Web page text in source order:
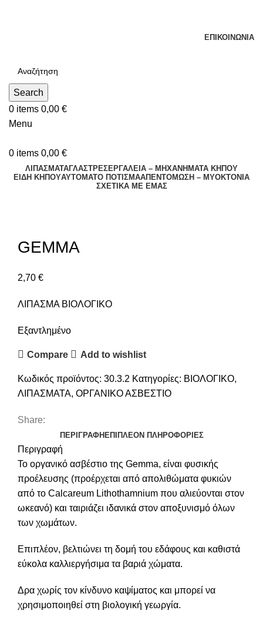
ΕΠΙΚΟΙΝΩΝΊΑ
Search
0 items 0,00 €
Menu
0 items 0,00 €
ΛΙΠΑΣΜΑΤΑΓΛΑΣΤΡΕΣΕΡΓΑΛΕΙΑ – ΜΗΧΑΝΗΜΑΤΑ ΚΗΠΟΥ
ΕΊΔΗ ΚΉΠΟΥΑΥΤΌΜΑΤΟ ΠΌΤΙΣΜΑΑΠΕΝΤΟΜΩΣΗ – ΜΥΟΚΤΟΝΙΑ
ΣΧΕΤΙΚΆ ΜΕ ΕΜΆΣ
GEMMA
2,70 €
ΛΙΠΑΣΜΑ ΒΙΟΛΟΓΙΚΟ
Εξαντλημένο
Compare Add to wishlist
Κωδικός προϊόντος: 30.3.2 Κατηγορίες: ΒΙΟΛΟΓΙΚΟ,
ΛΙΠΑΣΜΑΤΑ, ΟΡΓΑΝΙΚΟ ΑΣΒΕΣΤΙΟ
Share:
ΠΕΡΙΓΡΑΦΉ ΕΠΙΠΛΈΟΝ ΠΛΗΡΟΦΟΡΊΕΣ
Περιγραφή
To οργανικό ασβέστιο της Gemma, είναι φυσικής
προέλευσης (προέρχεται από απολιθώματα φυκιών
από το Calcareum Lithothamnium που αλιεύονται στον
ωκεανό) και ταιριάζει ιδανικά στον αποξυνισμό όλων
των χωμάτων.
Επιπλέον, βελτιώνει τη δομή του εδάφους και καθιστά
εύκολα καλλιεργήσιμα τα βαριά χώματα.
Δρα χωρίς τον κίνδυνο καψίματος και μπορεί να
χρησιμοποιηθεί στη βιολογική γεωργία.